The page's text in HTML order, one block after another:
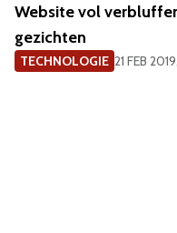
Website vol
gezichten
TECHNOLOGIE 21 FEB